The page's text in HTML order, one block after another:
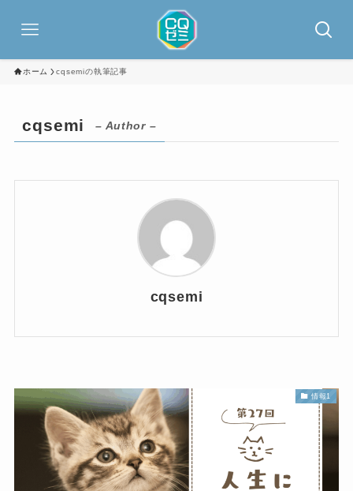
ホーム cqsemiの執筆記事
cqsemi – Author –
cqsemi
情報1